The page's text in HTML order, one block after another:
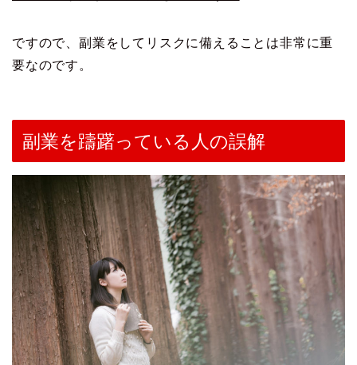
ですので、副業をしてリスクに備えることは非常に重
要なのです。
副業を躊躇っている人の誤解